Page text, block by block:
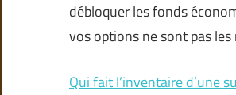
débloquer les fonds
vos options ne sont pas les
Qui fait l’inventaire d’une